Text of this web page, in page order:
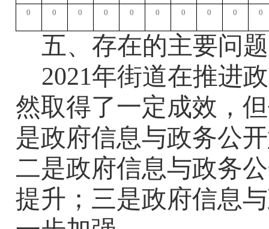
0 0 0 0 0 0 0 0 0 0
五、 存在的主要问
2021年街道在推进
然取得了一定成效，
是政府信息与政务公开
二是政府信息与政务
提升；三是政府信息